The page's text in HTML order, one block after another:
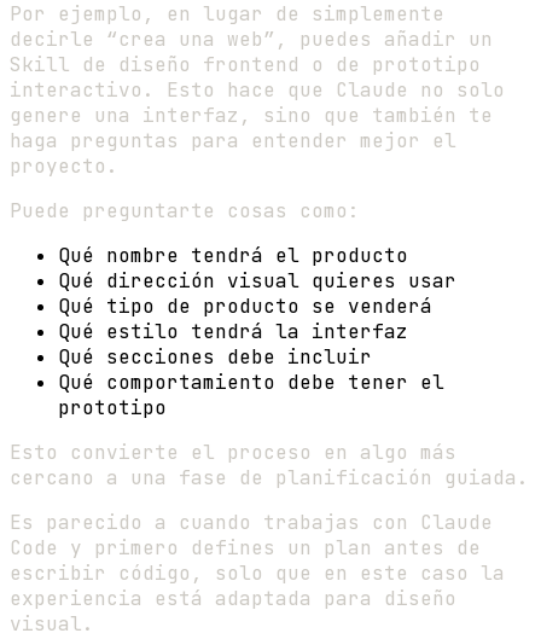
Por ejemplo, en lugar de simplemente
decirle “crea una web”, puedes añadir un
Skill de diseño frontend o de prototipo
interactivo. Esto hace que Claude no solo
genere una interfaz, sino que también te
haga preguntas para entender mejor el
proyecto.
Puede preguntarte cosas como:
Qué nombre tendrá el producto
Qué dirección visual quieres usar
Qué tipo de producto se venderá
Qué estilo tendrá la interfaz
Qué secciones debe incluir
Qué comportamiento debe tener el
prototipo
Esto convierte el proceso en algo más
cercano a una fase de planificación guiada.
Es parecido a cuando trabajas con Claude
Code y primero defines un plan antes de
escribir código, solo que en este caso la
experiencia está adaptada para diseño
visual.